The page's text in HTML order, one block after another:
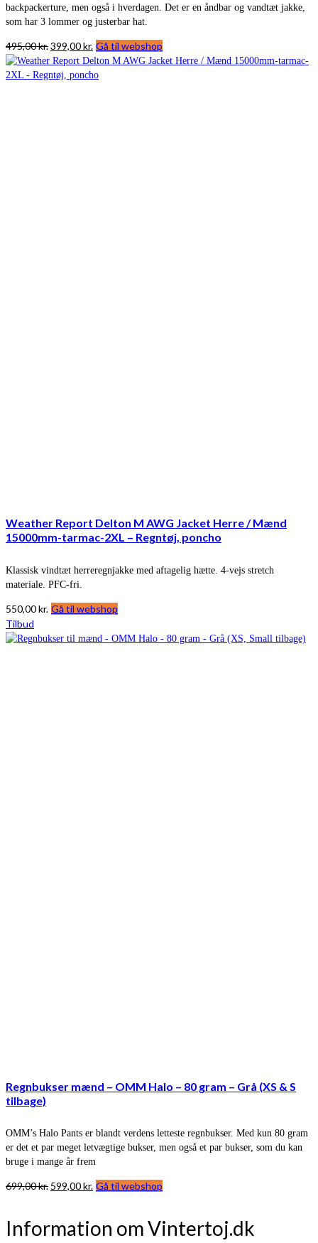
backpackerture, men også i hverdagen. Det er en åndbar og vandtæt jakke,
som har 3 lommer og justerbar hat.
495,00kr.Den
oprindelige
pris
399,00kr. Den
aktuelle
pris
Gå til webshop
Weather Report Delton M AWG Jacket Herre / Mænd
15000mm-tarmac-2XL – Regntøj, poncho
Klassisk vindtæt herreregnjakke med aftagelig hætte. 4-vejs stretch
materiale. PFC-fri.
550,00kr. Gå til webshop
Tilbud
Regnbukser mænd – OMM Halo – 80 gram – Grå (XS & S
tilbage)
OMM’s Halo Pants er blandt verdens letteste regnbukser. Med kun 80 gram
er det et par meget letvægtige bukser, men også et par bukser, som du kan
bruge i mange år frem
699,00kr. Den
var:
599,00kr. Den
er:
Gå til webshop
Information om Vintertoj.dk